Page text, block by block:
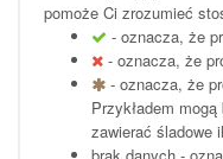
pomoże Ci zrozumieć
- oznacza, że
- oznacza, że
- oznacza, że
Przykładem
zawierać śladowe